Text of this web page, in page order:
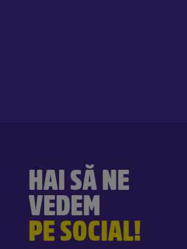
HAI SĂ NE
VEDEM
PE SOCIAL!